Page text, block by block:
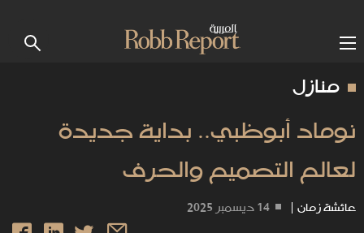
منازل
نوماد أبوظبي.. بداية جديدة
لعالم التصميم والحرف
عائشة زمان | 14 ديسمبر 2025